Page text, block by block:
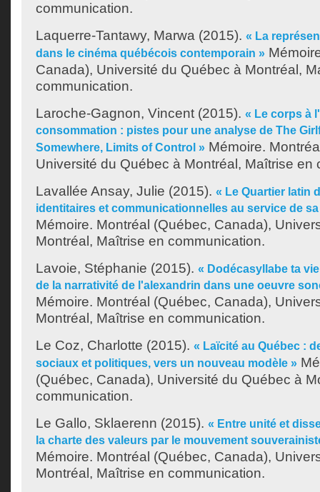
communication.
Laquerre-Tantawy, Marwa (2015). « La
dans le cinéma québécois contemporain »
Canada), Université du Québec à Montréal,
communication.
Laroche-Gagnon, Vincent (2015). « Le corps à
consommation : pistes pour une analyse de The
Somewhere, Limits of Control » Mémoire.
Université du Québec à Montréal, Maîtrise en
Lavallée Ansay, Julie (2015). « Le Quartier latin
identitaires et communicationnelles au service de
Mémoire. Montréal (Québec, Canada),
Montréal, Maîtrise en communication.
Lavoie, Stéphanie (2015). « Dodécasyllabe ta
de la narrativité de l'alexandrin dans une oeuvre
Mémoire. Montréal (Québec, Canada),
Montréal, Maîtrise en communication.
Le Coz, Charlotte (2015). « Laïcité au Québec :
sociaux et politiques, vers un nouveau modèle »
(Québec, Canada), Université du Québec à
communication.
Le Gallo, Sklaerenn (2015). « Entre unité et
la charte des valeurs par le mouvement
Mémoire. Montréal (Québec, Canada),
Montréal, Maîtrise en communication.